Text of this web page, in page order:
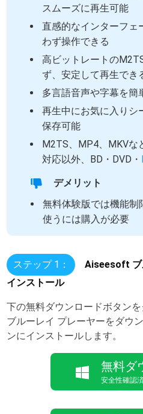
スムーズに再生可能
直感的なインターフェ
わず操作できる
高ビットレートの
ず、安定して再生でき
多言語音声や字幕を簡
再生中にお気に入りシ
保存可能
M2TS、MP4、MKVな
対応以外、BD・DVD・
デメリット
無料体験版では機能制
使うには購入が必要
ステップ 1：
Aiseesoft ブ
インストール
下の無料ダウンロードボタン
ブルーレイ プレーヤーをダウ
ンにインストールします。
無料ダ
安全性確認